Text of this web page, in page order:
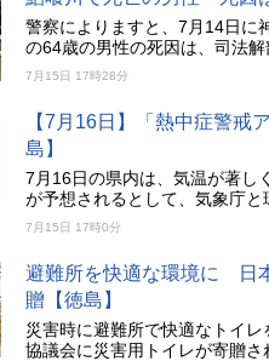
警察によりますと、7月14日に
の64歳の男性の死因は、司法
7月15日 17時28分
【7月16日】「熱中症警
島】
7月16日の県内は、気温が著し
が予想されるとして、気象庁
7月15日 17時0分
避難所を快適な環境に 日
贈【徳島】
災害時に避難所で快適なトイ
協議会に災害用トイレが寄贈